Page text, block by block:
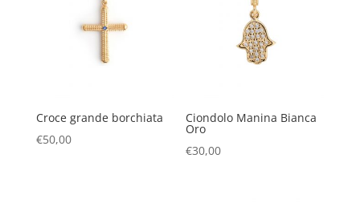
Croce grande borchiata
€50,00
Ciondolo Manina Bianca
Oro
€30,00